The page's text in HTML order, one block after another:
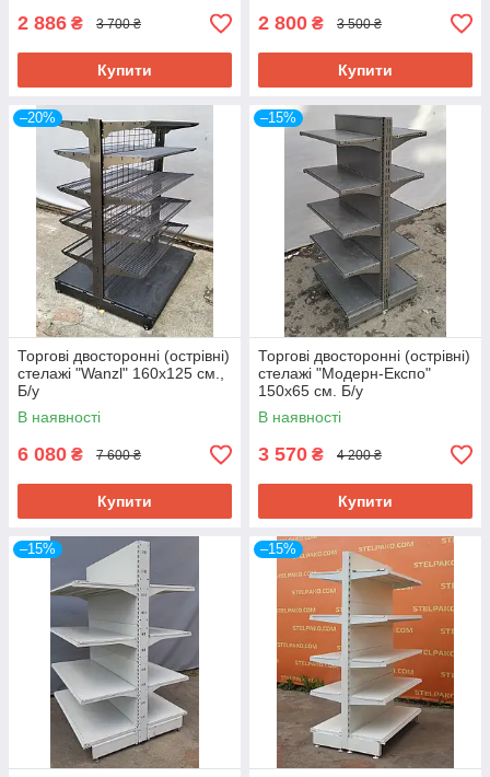
2 886 ₴ 3 700 ₴
Купити
2 800 ₴ 3 500 ₴
Купити
–20%
Торгові двосторонні (острівні)
стелажі "Wanzl" 160х125 см.,
Б/у
В наявності
6 080 ₴ 7 600 ₴
Купити
–15%
Торгові двосторонні (острівні)
стелажі "Модерн-Експо"
150х65 см. Б/у
В наявності
3 570 ₴ 4 200 ₴
Купити
–15% –15%